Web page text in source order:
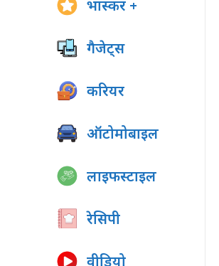
भास्कर +
गैजेट्स
करियर
ऑटोमोबाइल
लाइफस्टाइल
रेसिपी